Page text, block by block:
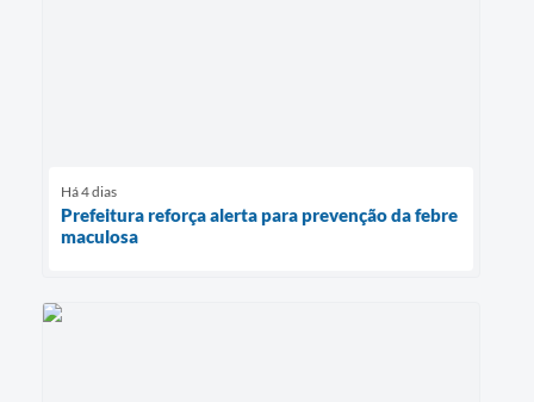
Há 4 dias
Prefeitura reforça alerta para prevenção da febre
maculosa